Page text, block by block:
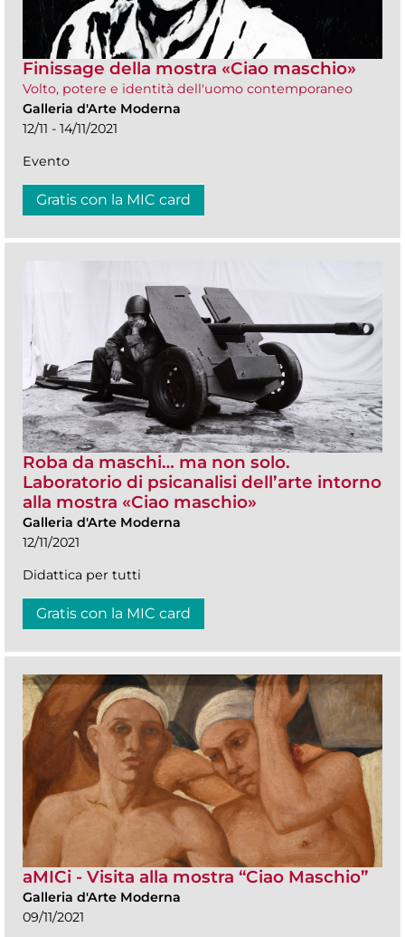
Finissage della mostra «Ciao maschio»
Volto, potere e identità dell'uomo contemporaneo
Galleria d'Arte Moderna
12/11 - 14/11/2021
Evento
Gratis con la MIC card
Roba da maschi… ma non solo.
Laboratorio di psicanalisi dell’arte intorno
alla mostra «Ciao maschio»
Galleria d'Arte Moderna
12/11/2021
Didattica per tutti
Gratis con la MIC card
aMICi - Visita alla mostra “Ciao Maschio”
Galleria d'Arte Moderna
09/11/2021